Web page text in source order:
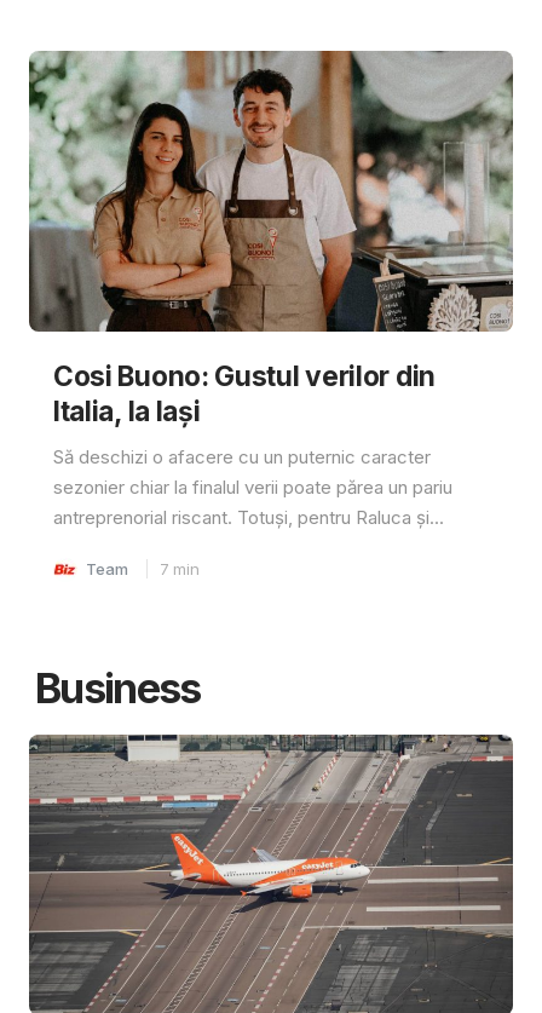
Cosi Buono: Gustul verilor din
Italia, la Iași
Să deschizi o afacere cu un puternic caracter
sezonier chiar la finalul verii poate părea un pariu
antreprenorial riscant. Totuși, pentru Raluca și...
Team 7 min
Business